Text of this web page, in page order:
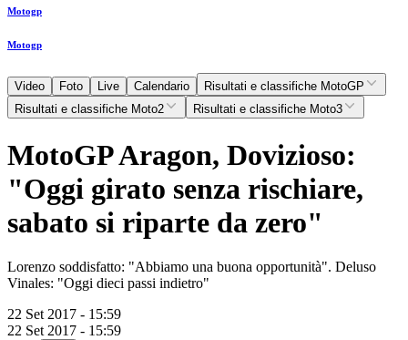
Motogp
Motogp
Video Foto Live Calendario
Risultati e classifiche MotoGP
Risultati e classifiche Moto2
Risultati e classifiche Moto3
MotoGP Aragon, Dovizioso:
"Oggi girato senza rischiare,
sabato si riparte da zero"
Lorenzo soddisfatto: "Abbiamo una buona opportunità". Deluso
Vinales: "Oggi dieci passi indietro"
22 Set 2017 - 15:59
22 Set 2017 - 15:59